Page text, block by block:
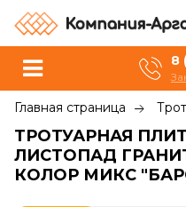
8
Главная страница
ТРОТУАРНАЯ
ЛИСТОПАД
КОЛОР МИКС